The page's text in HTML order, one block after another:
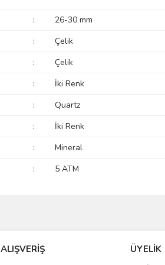
:
26-30 mm
:
Çelik
:
Çelik
:
İki Renk
:
Quartz
:
İki Renk
:
Mineral
: 5 ATM
ALIŞVERİŞ ÜYELİK